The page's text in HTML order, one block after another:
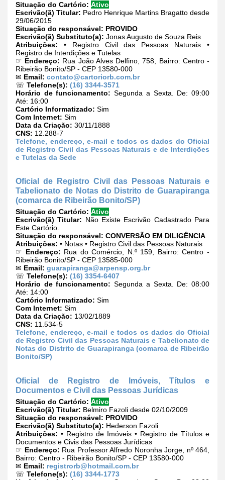
Situação do Cartório: Ativo
Escrivão(ã) Titular: Pedro Henrique Martins Bragatto desde
29/06/2015
Situação do responsável: PROVIDO
Escrivão(ã) Substituto(a): Jonas Augusto de Souza Reis
Atribuições: • Registro Civil das Pessoas Naturais •
Registro de Interdições e Tutelas
☞ Endereço: Rua João Alves Delfino, 758, Bairro: Centro -
Ribeirão Bonito/SP - CEP 13580-000
✉ Email: contato@cartoriorb.com.br
☏ Telefone(s): (16) 3344-3571
Horário de funcionamento: Segunda a Sexta. De: 09:00
Até: 16:00
Cartório Informatizado: Sim
Com Internet: Sim
Data da Criação: 30/11/1888
CNS: 12.288-7
Telefone, endereço, e-mail e todos os dados do Oficial
de Registro Civil das Pessoas Naturais e de Interdições
e Tutelas da Sede
Oficial de Registro Civil das Pessoas Naturais e
Tabelionato de Notas do Distrito de Guarapiranga
(comarca de Ribeirão Bonito/SP)
Situação do Cartório: Ativo
Escrivão(ã) Titular: Não Existe Escrivão Cadastrado Para
Este Cartório.
Situação do responsável: CONVERSÃO EM DILIGÊNCIA
Atribuições: • Notas • Registro Civil das Pessoas Naturais
☞ Endereço: Rua do Comércio, N.º 159, Bairro: Centro -
Ribeirão Bonito/SP - CEP 13585-000
✉ Email: guarapiranga@arpensp.org.br
☏ Telefone(s): (16) 3354-6407
Horário de funcionamento: Segunda a Sexta. De: 08:00
Até: 14:00
Cartório Informatizado: Sim
Com Internet: Sim
Data da Criação: 13/02/1889
CNS: 11.534-5
Telefone, endereço, e-mail e todos os dados do Oficial
de Registro Civil das Pessoas Naturais e Tabelionato de
Notas do Distrito de Guarapiranga (comarca de Ribeirão
Bonito/SP)
Oficial de Registro de Imóveis, Títulos e
Documentos e Civil das Pessoas Jurídicas
Situação do Cartório: Ativo
Escrivão(ã) Titular: Belmiro Fazoli desde 02/10/2009
Situação do responsável: PROVIDO
Escrivão(ã) Substituto(a): Hederson Fazoli
Atribuições: • Registro de Imóveis • Registro de Títulos e
Documentos e Civis das Pessoas Jurídicas
☞ Endereço: Rua Professor Alfredo Noronha Jorge, nº 464,
Bairro: Centro - Ribeirão Bonito/SP - CEP 13580-000
✉ Email: registrorb@hotmail.com.br
☏ Telefone(s): (16) 3344-1773